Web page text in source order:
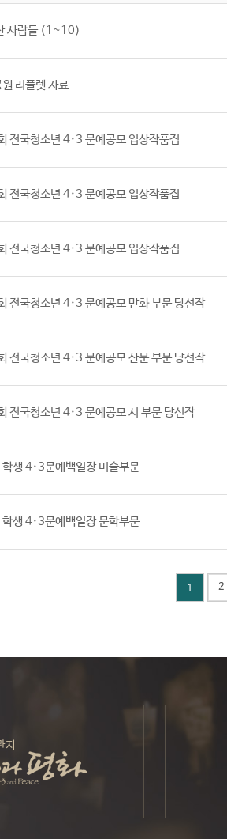
사람들 (1~10)
리플렛 자료
전국청소년 4·3 문예공모 입상작품집
전국청소년 4·3 문예공모 입상작품집
전국청소년 4·3 문예공모 입상작품집
전국청소년 4·3 문예공모 만화 부문 당선작
다운로드
전국청소년 4·3 문예공모 산문 부문 당선작
다운로드
전국청소년 4·3 문예공모 시 부문 당선작
다운로드
생 4·3문예백일장 미술부문
생 4·3문예백일장 문학부문
1 2
지